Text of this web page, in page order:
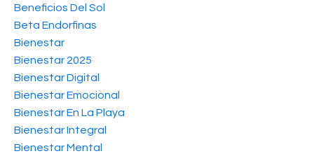
Beneficios Del Sol
Beta Endorfinas
Bienestar
Bienestar 2025
Bienestar Digital
Bienestar Emocional
Bienestar En La Playa
Bienestar Integral
Bienestar Mental